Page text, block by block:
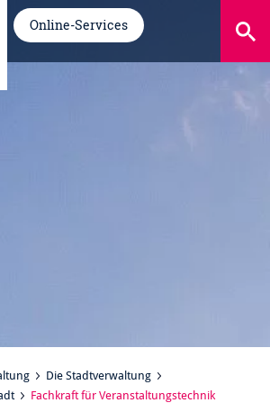
Online-Services
Die Stadtverwaltung
Fachkraft für Veranstaltungstechnik